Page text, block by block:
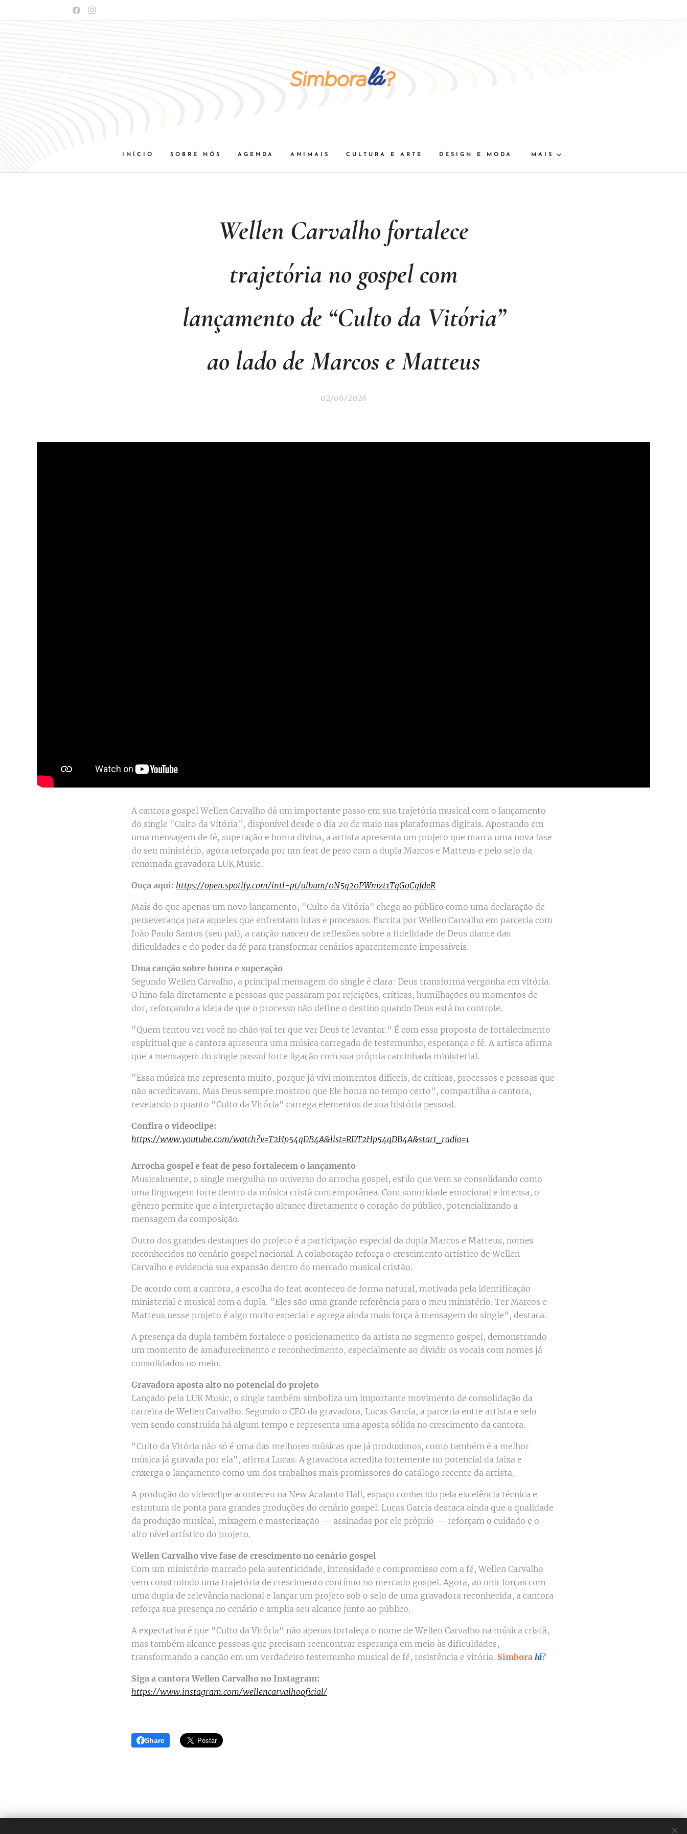
INÍCIO SOBRE NÓS AGENDA ANIMAIS CULTURA E ARTE DESIGN E MODA MAIS
Wellen Carvalho fortalece
trajetória no gospel com
lançamento de “Culto da Vitória”
ao lado de Marcos e Matteus
02/06/2026
A cantora gospel Wellen Carvalho dá um importante passo em sua trajetória musical com o lançamento
do single "Culto da Vitória", disponível desde o dia 20 de maio nas plataformas digitais. Apostando em
uma mensagem de fé, superação e honra divina, a artista apresenta um projeto que marca uma nova fase
do seu ministério, agora reforçada por um feat de peso com a dupla Marcos e Matteus e pelo selo da
renomada gravadora LUK Music.
Ouça aqui: https://open.spotify.com/intl-pt/album/0N5q20PWmzt1TqGoCgfdeR
Mais do que apenas um novo lançamento, "Culto da Vitória" chega ao público como uma declaração de
perseverança para aqueles que enfrentam lutas e processos. Escrita por Wellen Carvalho em parceria com
João Paulo Santos (seu pai), a canção nasceu de reflexões sobre a fidelidade de Deus diante das
dificuldades e do poder da fé para transformar cenários aparentemente impossíveis.
Uma canção sobre honra e superação
Segundo Wellen Carvalho, a principal mensagem do single é clara: Deus transforma vergonha em vitória.
O hino fala diretamente a pessoas que passaram por rejeições, críticas, humilhações ou momentos de
dor, reforçando a ideia de que o processo não define o destino quando Deus está no controle.
"Quem tentou ver você no chão vai ter que ver Deus te levantar." É com essa proposta de fortalecimento
espiritual que a cantora apresenta uma música carregada de testemunho, esperança e fé. A artista afirma
que a mensagem do single possui forte ligação com sua própria caminhada ministerial.
"Essa música me representa muito, porque já vivi momentos difíceis, de críticas, processos e pessoas que
não acreditavam. Mas Deus sempre mostrou que Ele honra no tempo certo", compartilha a cantora,
revelando o quanto "Culto da Vitória" carrega elementos de sua história pessoal.
Confira o videoclipe:
https://www.youtube.com/watch?v=T2Hp54qDB4A&list=RDT2Hp54qDB4A&start_radio=1
Arrocha gospel e feat de peso fortalecem o lançamento
Musicalmente, o single mergulha no universo do arrocha gospel, estilo que vem se consolidando como
uma linguagem forte dentro da música cristã contemporânea. Com sonoridade emocional e intensa, o
gênero permite que a interpretação alcance diretamente o coração do público, potencializando a
mensagem da composição.
Outro dos grandes destaques do projeto é a participação especial da dupla Marcos e Matteus, nomes
reconhecidos no cenário gospel nacional. A colaboração reforça o crescimento artístico de Wellen
Carvalho e evidencia sua expansão dentro do mercado musical cristão.
De acordo com a cantora, a escolha do feat aconteceu de forma natural, motivada pela identificação
ministerial e musical com a dupla. "Eles são uma grande referência para o meu ministério. Ter Marcos e
Matteus nesse projeto é algo muito especial e agrega ainda mais força à mensagem do single", destaca.
A presença da dupla também fortalece o posicionamento da artista no segmento gospel, demonstrando
um momento de amadurecimento e reconhecimento, especialmente ao dividir os vocais com nomes já
consolidados no meio.
Gravadora aposta alto no potencial do projeto
Lançado pela LUK Music, o single também simboliza um importante movimento de consolidação da
carreira de Wellen Carvalho. Segundo o CEO da gravadora, Lucas Garcia, a parceria entre artista e selo
vem sendo construída há algum tempo e representa uma aposta sólida no crescimento da cantora.
"Culto da Vitória não só é uma das melhores músicas que já produzimos, como também é a melhor
música já gravada por ela", afirma Lucas. A gravadora acredita fortemente no potencial da faixa e
enxerga o lançamento como um dos trabalhos mais promissores do catálogo recente da artista.
A produção do videoclipe aconteceu na New Acalanto Hall, espaço conhecido pela excelência técnica e
estrutura de ponta para grandes produções do cenário gospel. Lucas Garcia destaca ainda que a qualidade
da produção musical, mixagem e masterização — assinadas por ele próprio — reforçam o cuidado e o
alto nível artístico do projeto.
Wellen Carvalho vive fase de crescimento no cenário gospel
Com um ministério marcado pela autenticidade, intensidade e compromisso com a fé, Wellen Carvalho
vem construindo uma trajetória de crescimento contínuo no mercado gospel. Agora, ao unir forças com
uma dupla de relevância nacional e lançar um projeto sob o selo de uma gravadora reconhecida, a cantora
reforça sua presença no cenário e amplia seu alcance junto ao público.
A expectativa é que "Culto da Vitória" não apenas fortaleça o nome de Wellen Carvalho na música cristã,
mas também alcance pessoas que precisam reencontrar esperança em meio às dificuldades,
transformando a canção em um verdadeiro testemunho musical de fé, resistência e vitória. Simbora lá?
Siga a cantora Wellen Carvalho no Instagram:
https://www.instagram.com/wellencarvalhooficial/
Share